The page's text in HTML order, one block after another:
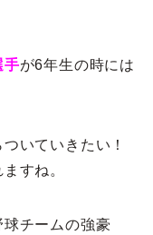
手が6年生の時には
いていきたい！
すね。
チームの強豪